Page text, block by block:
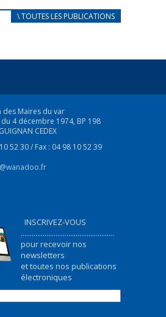
au mieux les réfugiés
\ TOUTES LES PUBLICATIONS
des Maires du var
4 décembre 1974, BP 198
CEDEX
52 30 / Fax : 04 98 10 52 39
INSCRIVEZ-VOUS
...................................................
pour recevoir nos
newsletters
et toutes nos publications
électroniques